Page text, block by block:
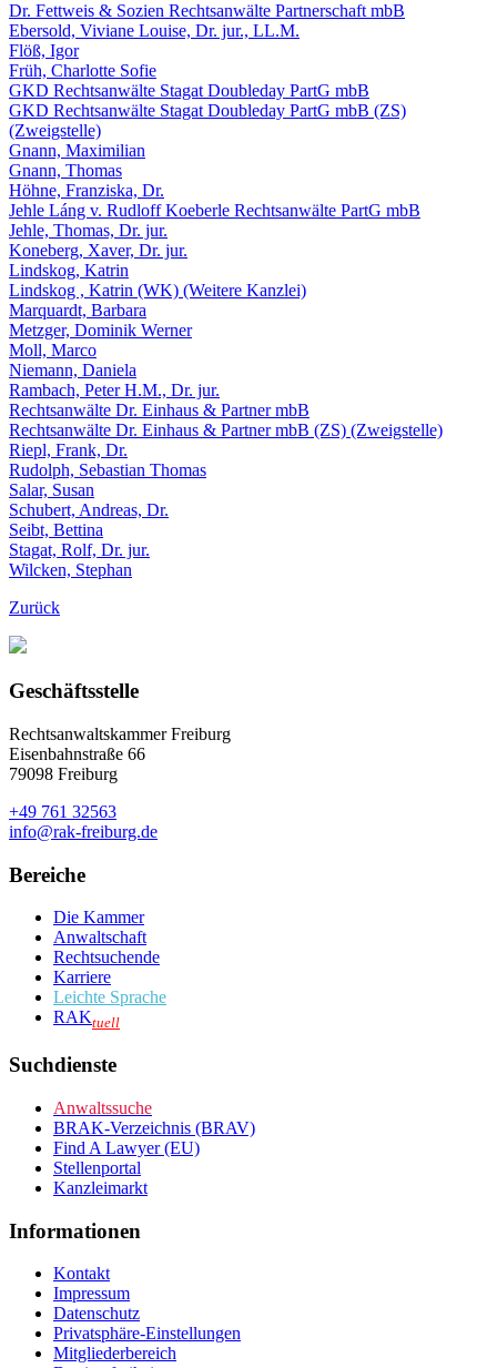
Dr. Fettweis & Sozien Rechtsanwälte Partnerschaft mbB
Ebersold, Viviane Louise, Dr. jur., LL.M.
Flöß, Igor
Früh, Charlotte Sofie
GKD Rechtsanwälte Stagat Doubleday PartG mbB
GKD Rechtsanwälte Stagat Doubleday PartG mbB (ZS)
(Zweigstelle)
Gnann, Maximilian
Gnann, Thomas
Höhne, Franziska, Dr.
Jehle Láng v. Rudloff Koeberle Rechtsanwälte PartG mbB
Jehle, Thomas, Dr. jur.
Koneberg, Xaver, Dr. jur.
Lindskog, Katrin
Lindskog , Katrin (WK) (Weitere Kanzlei)
Marquardt, Barbara
Metzger, Dominik Werner
Moll, Marco
Niemann, Daniela
Rambach, Peter H.M., Dr. jur.
Rechtsanwälte Dr. Einhaus & Partner mbB
Rechtsanwälte Dr. Einhaus & Partner mbB (ZS) (Zweigstelle)
Riepl, Frank, Dr.
Rudolph, Sebastian Thomas
Salar, Susan
Schubert, Andreas, Dr.
Seibt, Bettina
Stagat, Rolf, Dr. jur.
Wilcken, Stephan
Zurück
Geschäftsstelle
Rechtsanwaltskammer Freiburg
Eisenbahnstraße 66
79098 Freiburg
+49 761 32563
info@rak-freiburg.de
Bereiche
Die Kammer
Anwaltschaft
Rechtsuchende
Karriere
Leichte Sprache
RAKtuell
Suchdienste
Anwaltssuche
BRAK-Verzeichnis (BRAV)
Find A Lawyer (EU)
Stellenportal
Kanzleimarkt
Informationen
Kontakt
Impressum
Datenschutz
Privatsphäre-Einstellungen
Mitgliederbereich